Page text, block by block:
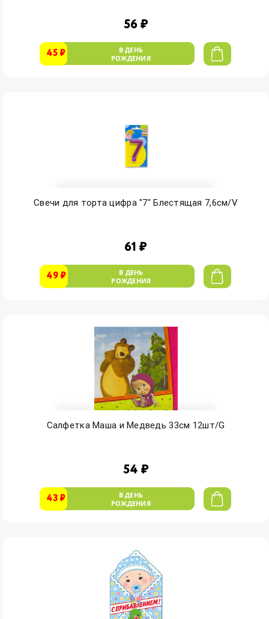
56 ₽
45 ₽
В ДЕНЬ
РОЖДЕНИЯ
Свечи для торта цифра "7" Блестящая 7,6см/V
61 ₽
49 ₽
В ДЕНЬ
РОЖДЕНИЯ
Салфетка Маша и Медведь 33см 12шт/G
54 ₽
43 ₽
В ДЕНЬ
РОЖДЕНИЯ